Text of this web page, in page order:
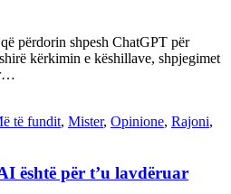
përdorin shpesh ChatGPT për
kërkimin e këshillave, shpjegimet
të fundit, Mister, Opinione, Rajoni,
është për t’u lavdëruar